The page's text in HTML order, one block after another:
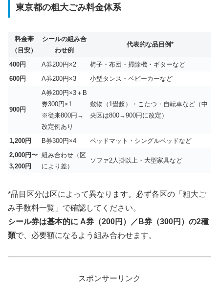
東京都の粗大ごみ料金体系
料金帯
（目安）
シールの組み合
わせ例
代表的な品目例*
400円 A券200円×2
椅子・布団・掃除機・ギターなど
600円
A券200円×3 小型タンス・ベビーカーなど
900円
A券200円×3＋B
券300円×1
※従来800円→
改定例あり
敷物（1畳超）・こたつ・自転車など（中
央区は800→900円に改定）
1,200円 B券300円×4
ベッドマット・シングルベッドなど
2,000円〜
3,200円
組み合わせ（区
により差）
ソファ2人掛以上・大型家具など
*品目区分は区によって異なります。必ず各区の「粗大ご
み手数料一覧」で確認してください。
シール券は基本的に A券（200円）／B券（300円）の2種
類で、必要額になるよう組み合わせます。
スポンサーリンク